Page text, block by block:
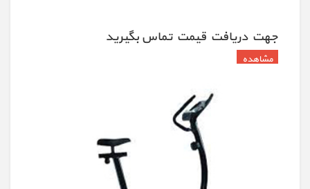
جهت دريافت قيمت تماس بگيريد